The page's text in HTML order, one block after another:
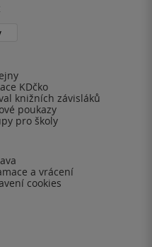
KDčko
knižních závisláků
poukazy
pro školy
a vrácení
cookies